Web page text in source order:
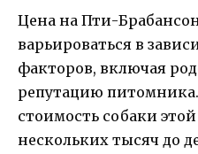
Цена на Пти-
варьироваться в
факторов, включая
репутацию
стоимость собаки
нескольких тысяч до